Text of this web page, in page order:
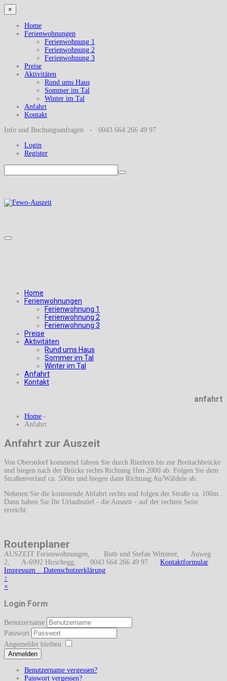
×
Home
Ferienwohnungen
Ferienwohnung 1
Ferienwohnung 2
Ferienwohnung 3
Preise
Aktivitäten
Rund ums Haus
Sommer im Tal
Winter im Tal
Anfahrt
Kontakt
Info und Buchungsanfragen - 0043 664 266 49 97
Login
Register
Home
Ferienwohnungen
Ferienwohnung 1
Ferienwohnung 2
Ferienwohnung 3
Preise
Aktivitäten
Rund ums Haus
Sommer im Tal
Winter im Tal
Anfahrt
Kontakt
anfahrt
Home -
Anfahrt
Anfahrt zur Auszeit
Von Oberstdorf kommend fahren Sie durch Riezlern bis zur Breitachbrücke
und biegen nach der Brücke rechts Richtung Ifen 2000 ab. Folgen Sie dem
Straßenverlauf ca. 500m und biegen dann Richtung Au/Wäldele ab.
Nehmen Sie die kommende Abfahrt rechts und folgen der Straße ca. 100m.
Dann haben Sie Ihr Urlaubsziel - die Auszeit - auf der rechten Seite
erreicht.
Routenplaner
AUSZEIT Ferienwohnungen, Ruth und Stefan Wimmer, Auweg
2, A-6992 Hirschegg, 0043 664 266 49 97 Kontaktformular
Impressum Datenschutzerklärung
↑
×
Login Form
Benutzername
Passwort
Angemeldet bleiben
Anmelden
Benutzername vergessen?
Passwort vergessen?